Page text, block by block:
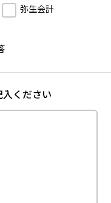
弥生会計
ください